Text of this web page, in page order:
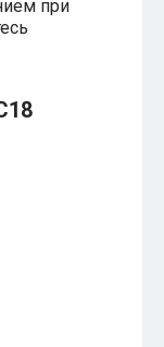
при